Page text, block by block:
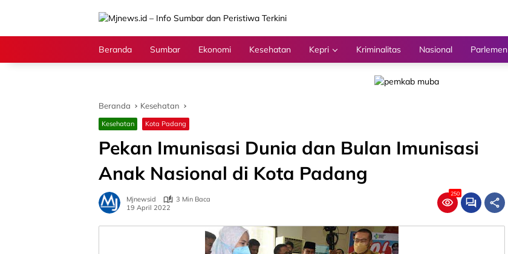
Beranda
Sumbar Ekonomi Kesehatan Kepri Kriminalitas Nasional Parlemen
Beranda Kesehatan
Kesehatan Kota Padang
Pekan Imunisasi Dunia dan Bulan Imunisasi
Anak Nasional di Kota Padang
Mjnewsid
3 Min Baca
19 April 2022
250